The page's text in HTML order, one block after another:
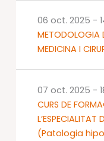
METODOLOGIA
MEDICINA I
06 oct. 2025 -
CURS DE
L’ESPECIALITAT
(Patologia
07 oct. 2025 -